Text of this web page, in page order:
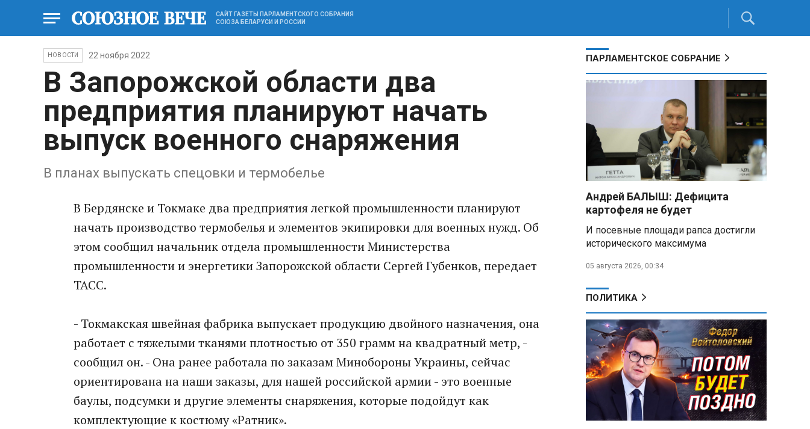
САЙТ ГАЗЕТЫ ПАРЛАМЕНТСКОГО СОБРАНИЯ
СОЮЗА БЕЛАРУСИ И РОССИИ
НОВОСТИ 22 ноября 2022
В Запорожской области два
предприятия планируют начать
выпуск военного снаряжения
В планах выпускать спецовки и термобелье
В Бердянске и Токмаке два предприятия легкой промышленности планируют
начать производство термобелья и элементов экипировки для военных нужд. Об
этом сообщил начальник отдела промышленности Министерства
промышленности и энергетики Запорожской области Сергей Губенков, передает
ТАСС.
- Токмакская швейная фабрика выпускает продукцию двойного назначения, она
работает с тяжелыми тканями плотностью от 350 грамм на квадратный метр, -
сообщил он. - Она ранее работала по заказам Минобороны Украины, сейчас
ориентирована на наши заказы, для нашей российской армии - это военные
баулы, подсумки и другие элементы снаряжения, которые подойдут как
комплектующие к костюму «Ратник».
ПАРЛАМЕНТСКОЕ СОБРАНИЕ
Андрей БАЛЫШ: Дефицита
картофеля не будет
И посевные площади рапса достигли
исторического максимума
05 августа 2026, 00:34
ПОЛИТИКА